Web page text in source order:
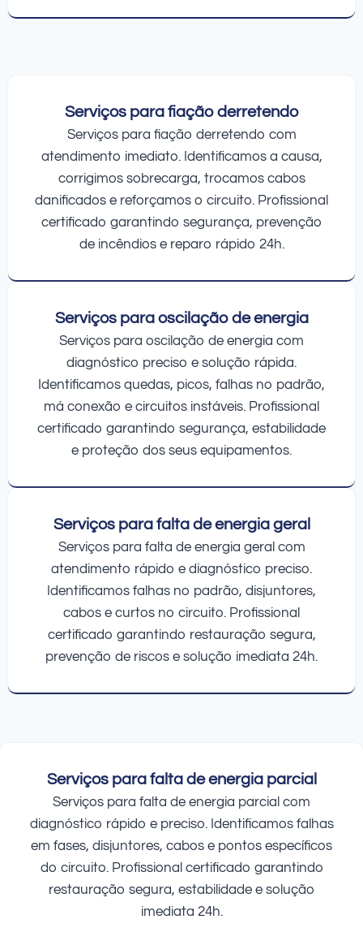
Serviços para fiação derretendo
Serviços para fiação derretendo com
atendimento imediato. Identificamos a causa,
corrigimos sobrecarga, trocamos cabos
danificados e reforçamos o circuito. Profissional
certificado garantindo segurança, prevenção
de incêndios e reparo rápido 24h.
Serviços para oscilação de energia
Serviços para oscilação de energia com
diagnóstico preciso e solução rápida.
Identificamos quedas, picos, falhas no padrão,
má conexão e circuitos instáveis. Profissional
certificado garantindo segurança, estabilidade
e proteção dos seus equipamentos.
Serviços para falta de energia geral
Serviços para falta de energia geral com
atendimento rápido e diagnóstico preciso.
Identificamos falhas no padrão, disjuntores,
cabos e curtos no circuito. Profissional
certificado garantindo restauração segura,
prevenção de riscos e solução imediata 24h.
Serviços para falta de energia parcial
Serviços para falta de energia parcial com
diagnóstico rápido e preciso. Identificamos falhas
em fases, disjuntores, cabos e pontos específicos
do circuito. Profissional certificado garantindo
restauração segura, estabilidade e solução
imediata 24h.